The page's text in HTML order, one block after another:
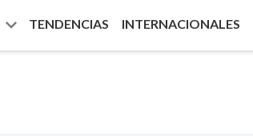
TENDENCIAS INTERNACIONALES